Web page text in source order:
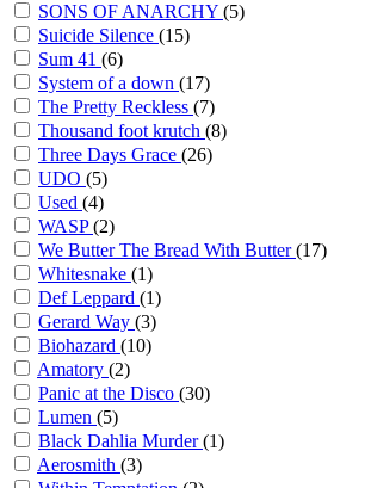
SONS OF ANARCHY (5)
Suicide Silence (15)
Sum 41 (6)
System of a down (17)
The Pretty Reckless (7)
Thousand foot krutch (8)
Three Days Grace (26)
UDO (5)
Used (4)
WASP(2)
We Butter The Bread With Butter(17)
Whitesnake (1)
Def Leppard (1)
Gerard Way (3)
Biohazard (10)
Amatory (2)
Panic at the Disco (30)
Lumen (5)
Black Dahlia Murder(1)
Aerosmith (3)